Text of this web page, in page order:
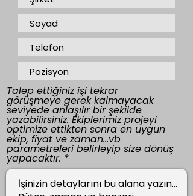
Talep ettiğiniz işi tekrar
görüşmeye gerek kalmayacak
seviyede anlaşılır bir şekilde
yazabilirsiniz. Ekiplerimiz projeyi
optimize ettikten sonra en uygun
ekip, fiyat ve zaman...vb
parametreleri belirleyip size dönüş
yapacaktır.